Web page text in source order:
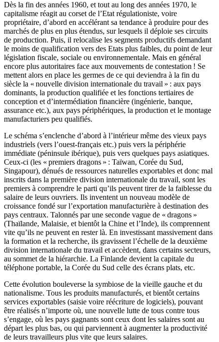
Dès la fin des années 1960, et tout au long des années 1970, le
capitalisme réagit au corset de l’Etat régulationiste, voire
propriétaire, d’abord en accélérant sa tendance à produire pour des
marchés de plus en plus étendus, sur lesquels il déploie ses circuits
de production. Puis, il relocalise les segments productifs demandant
le moins de qualification vers des Etats plus faibles, du point de leur
législation fiscale, sociale ou environnementale. Mais en général
encore plus autoritaires face aux mouvements de contestation ! Se
mettent alors en place les germes de ce qui deviendra à la fin du
siècle la « nouvelle division internationale du travail » : aux pays
dominants, la production qualifiée et les fonctions tertiaires de
conception et d’intermédiation financière (ingénierie, banque,
assurance etc.), aux pays périphériques, la production et le montage
manufacturiers peu qualifiés.
Le schéma s’enclenche d’abord à l’intérieur même des vieux pays
industriels (vers l’ouest-français etc.) puis vers la périphérie
immédiate (péninsule ibérique), puis vers quelques pays asiatiques.
Ceux-ci (les « premiers dragons » : Taïwan, Corée du Sud,
Singapour), dénués de ressources naturelles exportables et donc mal
inscrits dans la première division internationale du travail, sont les
premiers à comprendre le parti qu’ils peuvent tirer de la faiblesse du
salaire de leurs ouvriers. Ils inventent un nouveau modèle de
croissance fondé sur l’exportation manufacturière à destination des
pays centraux. Talonnés par une seconde vague de « dragons »
(Thaïlande, Malaisie, et bientôt la Chine et l’Inde), ils comprennent
vite qu’ils ne peuvent en rester là. En investissant massivement dans
la formation et la recherche, ils gravissent l’échelle de la deuxième
division internationale du travail et accèdent, dans certains secteurs,
au sommet de la hiérarchie. La Finlande devient la capitale du
téléphone portable, la Corée du Sud celle des écrans plats, etc.
Cette évolution bouleverse la symbiose de la vieille gauche et du
nationalisme. Tous les produits manufacturés, et bientôt certains
services exportables (saisie voire réécriture de logiciels), pouvant
être réalisés n’importe où, une nouvelle lutte de tous contre tous
s’engage, où les pays gagnants sont ceux dont les salaires sont au
départ les plus bas, ou qui parviennent à augmenter la productivité
de leurs travailleurs plus vite que leurs salaires.